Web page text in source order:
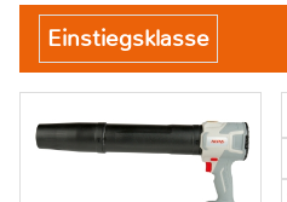
Einstiegsklasse